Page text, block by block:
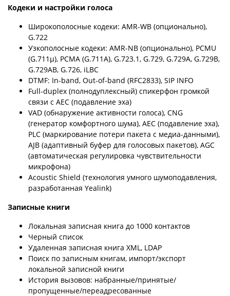
Кодеки и настройки голоса
Широкополосные кодеки: AMR-WB (опционально),
G.722
Узкополосные кодеки: AMR-NB (опционально), PCMU
(G.711μ), PCMA (G.711A), G.723.1, G.729, G.729A, G.729B,
G.729AB, G.726, iLBC
DTMF: In-band, Out-of-band (RFC2833), SIP INFO
Full-duplex (полнодуплексный) спикерфон громкой
связи с AEC (подавление эха)
VAD (обнаружение активности голоса), CNG
(генератор комфортного шума), AEC (подавление эха),
PLC (маркирование потери пакета с медиа-данными),
AJB (адаптивный буфер для голосовых пакетов), AGC
(автоматическая регулировка чувствительности
микрофона)
Acoustic Shield (технология умного шумоподавления,
разработанная Yealink)
Записные книги
Локальная записная книга до 1000 контактов
Черный список
Удаленная записная книга XML, LDAP
Поиск по записным книгам, импорт/экспорт
локальной записной книги
История вызовов: набранные/принятые/
пропущенные/переадресованные